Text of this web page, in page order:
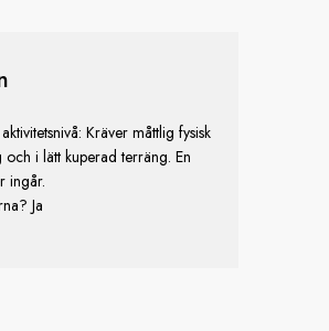
Kräver måttlig fysisk
i lätt kuperad terräng. En
ingår.
Ja